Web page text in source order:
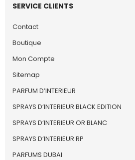
SERVICE CLIENTS
Contact
Boutique
Mon Compte
Sitemap
PARFUM D’INTERIEUR
SPRAYS D’INTERIEUR BLACK EDITION
SPRAYS D’INTERIEUR OR BLANC
SPRAYS D’INTERIEUR RP
PARFUMS DUBAI